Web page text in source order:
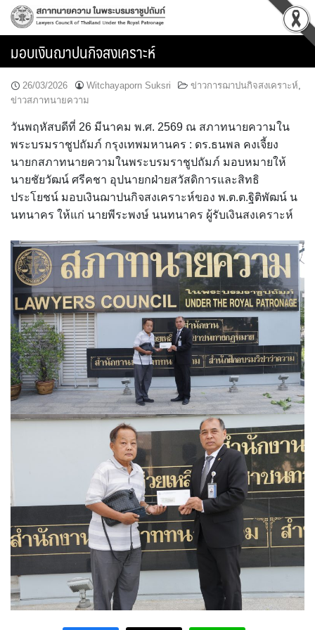
Skip
มอบเงินฌาปนกิจสงเคราะห์
26/03/2026 Witchayaporn Suksri ข่าวการฌาปนกิจสงเคราะห์,
ข่าวสภาทนายความ
วันพฤหัสบดีที่ 26 มีนาคม พ.ศ. 2569 ณ สภาทนายความใน
พระบรมราชูปถัมภ์ กรุงเทพมหานคร : ดร.ธนพล คงเจี้ยง
นายกสภาทนายความในพระบรมราชูปถัมภ์ มอบหมายให้
นายชัยวัฒน์ ศรีคชา อุปนายกฝ่ายสวัสดิการและสิทธิ
ประโยชน์ มอบเงินฌาปนกิจสงเคราะห์ของ พ.ต.ต.ฐิติพัฒน์ น
นทนาคร ให้แก่ นายพีระพงษ์ นนทนาคร ผู้รับเงินสงเคราะห์